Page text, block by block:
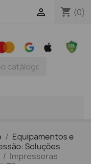
shopping_cart (0)

Equipamentos e
Soluções
Impressoras